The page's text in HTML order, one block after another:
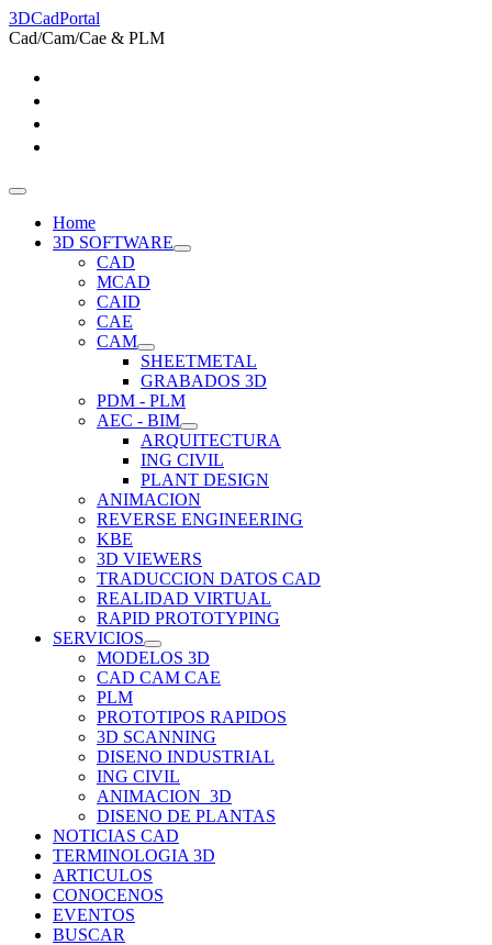
3DCadPortal
Cad/Cam/Cae & PLM
Home
3D SOFTWARE
CAD
MCAD
CAID
CAE
CAM
SHEETMETAL
GRABADOS 3D
PDM - PLM
AEC - BIM
ARQUITECTURA
ING CIVIL
PLANT DESIGN
ANIMACION
REVERSE ENGINEERING
KBE
3D VIEWERS
TRADUCCION DATOS CAD
REALIDAD VIRTUAL
RAPID PROTOTYPING
SERVICIOS
MODELOS 3D
CAD CAM CAE
PLM
PROTOTIPOS RAPIDOS
3D SCANNING
DISENO INDUSTRIAL
ING CIVIL
ANIMACION_3D
DISENO DE PLANTAS
NOTICIAS CAD
TERMINOLOGIA 3D
ARTICULOS
CONOCENOS
EVENTOS
BUSCAR